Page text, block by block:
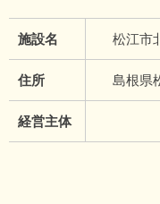
施設名 松江市
住所 島根県
経営主体